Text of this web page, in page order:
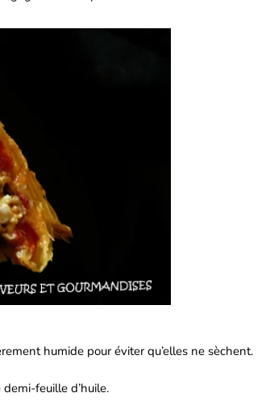
humide pour éviter qu’elles ne sèchent.
feuille d’huile.